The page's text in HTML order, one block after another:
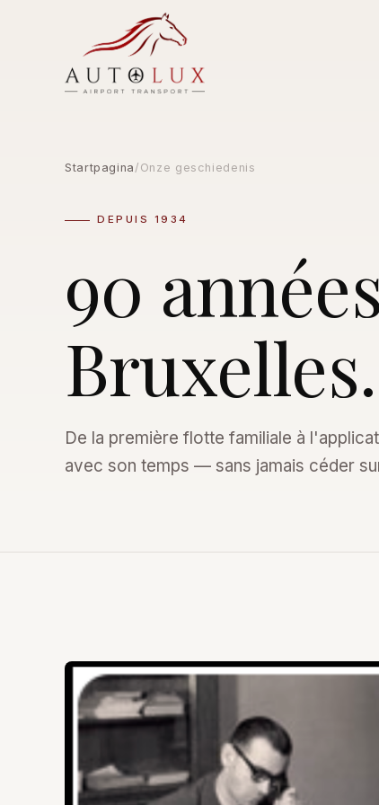
Startpagina / Onze geschiedenis
DEPUIS 1934
90
Bruxelles.
De la première flotte familiale à
avec son temps — sans jamais céder